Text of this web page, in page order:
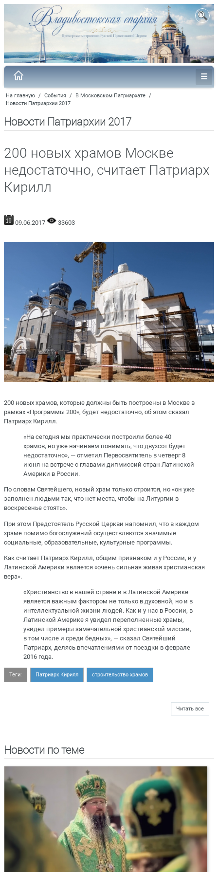
На главную / События / В Московском Патриархате /
Новости Патриархии 2017
Новости Патриархии 2017
200 новых храмов Москве
недостаточно, считает Патриарх
Кирилл
09.06.2017 33603
200 новых храмов, которые должны быть построены в Москве в
рамках «Программы 200», будет недостаточно, об этом сказал
Патриарх Кирилл.
«На сегодня мы практически построили более 40
храмов, но уже начинаем понимать, что двухсот будет
недостаточно», — отметил Первосвятитель в четверг 8
июня на встрече с главами дипмиссий стран Латинской
Америки в России.
По словам Святейшего, новый храм только строится, но «он уже
заполнен людьми так, что нет места, чтобы на Литургии в
воскресенье стоять».
При этом Предстоятель Русской Церкви напомнил, что в каждом
храме помимо богослужений осуществляются значимые
социальные, образовательные, культурные программы.
Как считает Патриарх Кирилл, общим признаком и у России, и у
Латинской Америки является «очень сильная живая христианская
вера».
«Христианство в нашей стране и в Латинской Америке
является важным фактором не только в духовной, но и в
интеллектуальной жизни людей. Как и у нас в России, в
Латинской Америке я увидел переполненные храмы,
увидел примеры замечательной христианской миссии,
в том числе и среди бедных», — сказал Святейший
Патриарх, делясь впечатлениями от поездки в феврале
2016 года.
Теги: Патриарх Кирилл строительство храмов
Читать все
Новости по теме